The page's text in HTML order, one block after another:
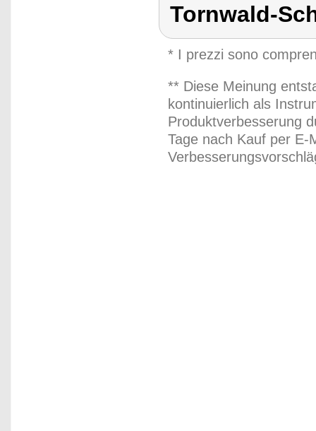
Tornwald-
* I prezzi sono
** Diese Meinung
kontinuierlich als
Produktverbesserung
Tage nach Kauf per E-